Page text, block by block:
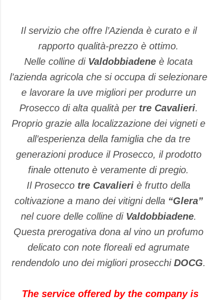
Il servizio che offre l’Azienda è curato e il
rapporto qualità-prezzo è ottimo.
Nelle colline di Valdobbiadene è locata
l’azienda agricola che si occupa di selezionare
e lavorare la uve migliori per produrre un
Prosecco di alta qualità per tre Cavalieri.
Proprio grazie alla localizzazione dei vigneti e
all’esperienza della famiglia che da tre
generazioni produce il Prosecco, il prodotto
finale ottenuto è veramente di pregio.
Il Prosecco tre Cavalieri è frutto della
coltivazione a mano dei vitigni della “Glera”
nel cuore delle colline di Valdobbiadene.
Questa prerogativa dona al vino un profumo
delicato con note floreali ed agrumate
rendendolo uno dei migliori prosecchiDOCG.
The service offered by the company is